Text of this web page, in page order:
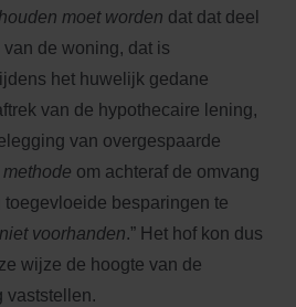
moet worden dat dat deel
de woning, dat is
het huwelijk gedane
van de hypothecaire lening,
van overgespaarde
om achteraf de omvang
besparingen te
niet voorhanden.” Het hof kon dus
wijze de hoogte van de
vast­stellen.